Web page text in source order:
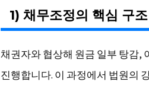
1) 채무조정의 핵심 구조
채권자와 협상해 원금 일부 탕감,
진행합니다. 이 과정에서 법원의